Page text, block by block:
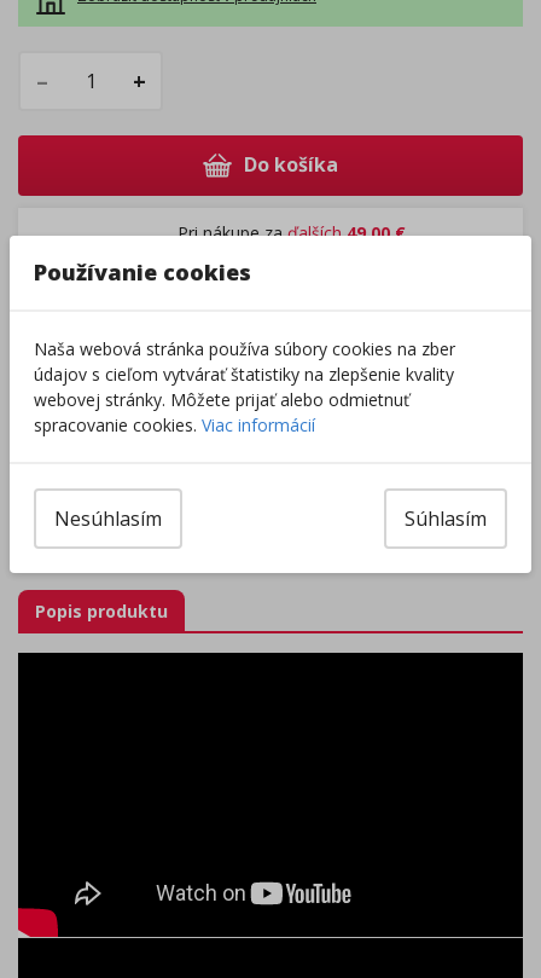
– +
Do košíka
Pri nákupe zaďalších 49.00€
Rozdávame darčeky
na podporu vzdelávania.
Nakúpte za ďalších 40,00 € a získate darček zadarmo.
pridať produkt medzi obľúbené
Popis produktu
Používanie cookies
Naša webová stránka používa súbory cookies na zber
údajov s cieľom vytvárať štatistiky na zlepšenie kvality
webovej stránky. Môžete prijať alebo odmietnuť
spracovanie cookies. Viac informácií
Súhlasím
Nesúhlasím